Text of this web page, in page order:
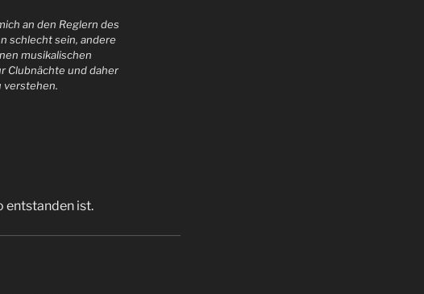
an den Reglern des
schlecht sein, andere
musikalischen
Clubnächte und daher
verstehen.
entstanden ist.